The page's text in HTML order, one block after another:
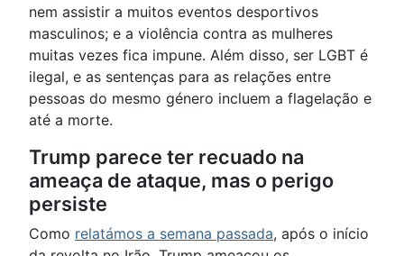
nem assistir a muitos eventos desportivos
masculinos; e a violência contra as mulheres
muitas vezes fica impune. Além disso, ser LGBT é
ilegal, e as sentenças para as relações entre
pessoas do mesmo género incluem a flagelação e
até a morte.
Trump parece ter recuado na
ameaça de ataque, mas o perigo
persiste
Como relatámos a semana passada, após o início